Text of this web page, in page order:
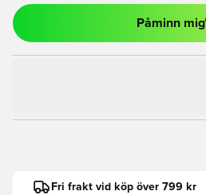
Påminn mig
Fri frakt vid köp över 799 kr